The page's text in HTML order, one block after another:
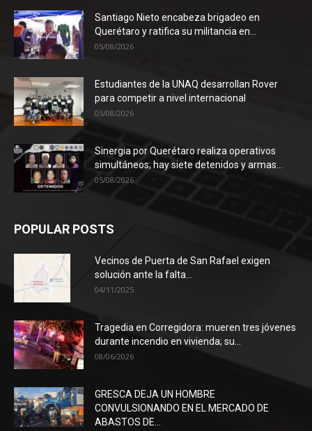
Santiago Nieto encabeza brigadeo en
Querétaro y ratifica su militancia en...
05/08/2026
Estudiantes de la UNAQ desarrollan Rover
para competir a nivel internacional
05/08/2026
Sinergia por Querétaro realiza operativos
simultáneos; hay siete detenidos y armas...
05/08/2026
POPULAR POSTS
Vecinos de Puerta de San Rafael exigen
solución ante la falta...
04/11/2025
Tragedia en Corregidora: mueren tres jóvenes
durante incendio en vivienda; su...
08/06/2026
GRESCA DEJA UN HOMBRE
CONVULSIONANDO EN EL MERCADO DE
ABASTOS DE...